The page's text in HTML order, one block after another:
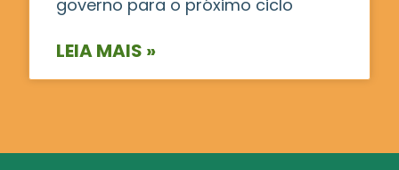
governo para o próximo ciclo
LEIA MAIS »